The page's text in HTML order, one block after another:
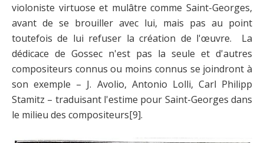
violoniste virtuose et mulâtre comme Saint-Georges,
avant de se brouiller avec lui, mais pas au point
toutefois de lui refuser la création de l'œuvre. La
dédicace de Gossec n'est pas la seule et d'autres
compositeurs connus ou moins connus se joindront à
son exemple­ – J. Avolio, Antonio Lolli, Carl Philipp
Stamitz – traduisant l'estime pour Saint-Georges dans
le milieu des compositeurs[9].